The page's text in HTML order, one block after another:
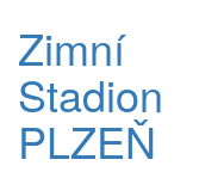
Zimní
Stadion
PLZEŇ
k
obsahu
webu